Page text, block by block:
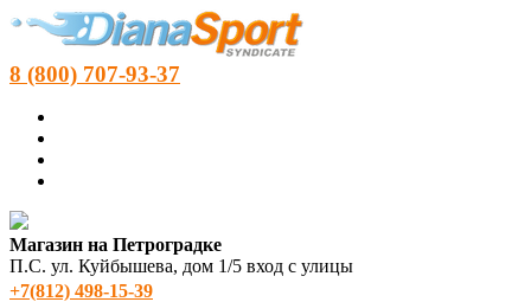
8 (800) 707-93-37
Магазин на Петроградке
П.С. ул. Куйбышева, дом 1/5 вход с улицы
+7(812) 498‑15-39